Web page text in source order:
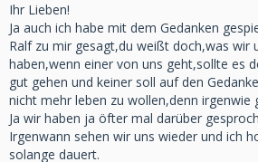
Ihr Lieben!
Ja auch ich habe mit dem Gedanken
Ralf zu mir gesagt,du weißt doch,was wir
haben,wenn einer von uns geht,sollte es
gut gehen und keiner soll auf den
nicht mehr leben zu wollen,denn irgenwie
Ja wir haben ja öfter mal darüber
Irgenwann sehen wir uns wieder und ich
solange dauert.